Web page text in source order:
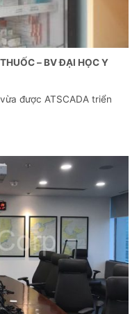
– BV ĐẠI HỌC Y
được ATSCADA triển